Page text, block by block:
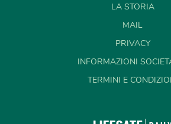
LA STORIA
MAIL
PRIVACY
INFORMAZIONI
TERMINI E